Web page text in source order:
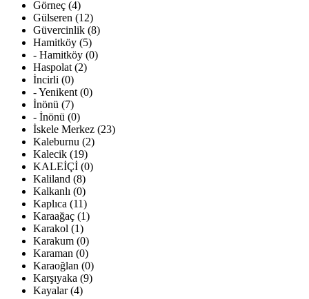
Görneç (4)
Gülseren (12)
Güvercinlik (8)
Hamitköy (5)
- Hamitköy (0)
Haspolat (2)
İncirli (0)
- Yenikent (0)
İnönü (7)
- İnönü (0)
İskele Merkez (23)
Kaleburnu (2)
Kalecik (19)
KALEİÇİ (0)
Kaliland (8)
Kalkanlı (0)
Kaplıca (11)
Karaağaç (1)
Karakol (1)
Karakum (0)
Karaman (0)
Karaoğlan (0)
Karşıyaka (9)
Kayalar (4)